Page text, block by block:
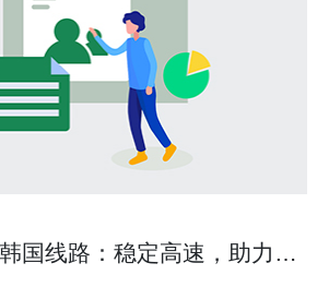
国线路：稳定高速，助力海